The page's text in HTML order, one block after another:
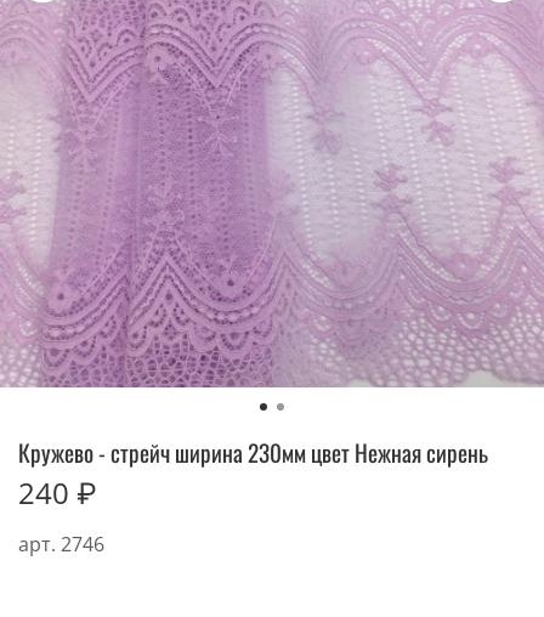
арт. 2746
Кружево - стрейч ширина 230мм цвет Нежная сирень
240 ₽